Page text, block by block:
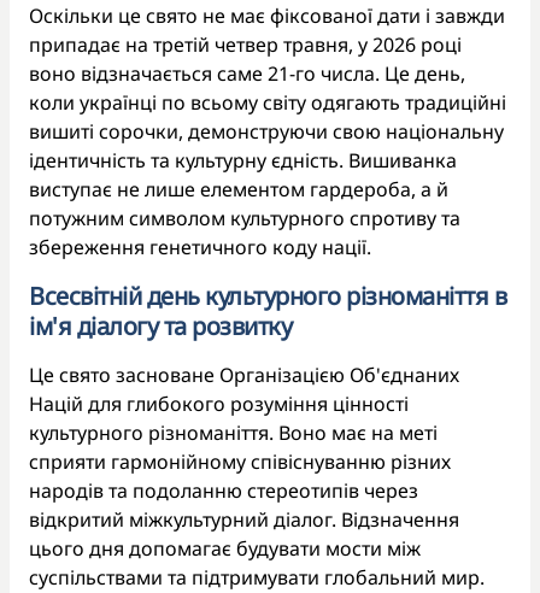
Оскільки це свято не має фіксованої дати і завжди
припадає на третій четвер травня, у 2026 році
воно відзначається саме 21-го числа. Це день,
коли українці по всьому світу одягають традиційні
вишиті сорочки, демонструючи свою національну
ідентичність та культурну єдність. Вишиванка
виступає не лише елементом гардероба, а й
потужним символом культурного спротиву та
збереження генетичного коду нації.
Всесвітній день культурного різноманіття в
ім'я діалогу та розвитку
Це свято засноване Організацією Об'єднаних
Націй для глибокого розуміння цінності
культурного різноманіття. Воно має на меті
сприяти гармонійному співіснуванню різних
народів та подоланню стереотипів через
відкритий міжкультурний діалог. Відзначення
цього дня допомагає будувати мости між
суспільствами та підтримувати глобальний мир.